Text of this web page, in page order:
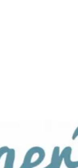
Produkttests und